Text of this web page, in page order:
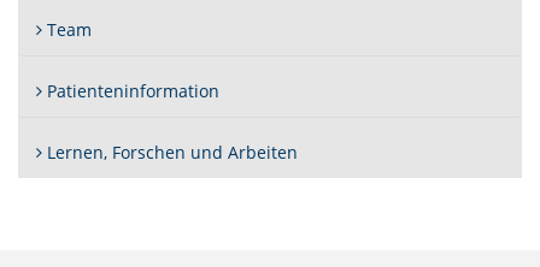
Team
Patienteninformation
Lernen, Forschen und Arbeiten